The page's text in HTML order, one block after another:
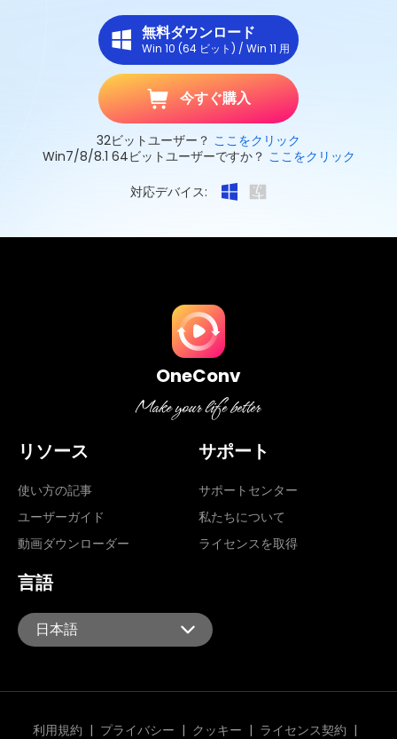
無料ダウンロード
Win 10 (64 ビット) / Win 11 用
今すぐ購入
32ビットユーザー？ ここをクリック
Win7/8/8.1 64ビットユーザーですか？ ここをクリック
対応デバイス:
OneConv
リソース
使い方の記事
ユーザーガイド
動画ダウンローダー
サポート
サポートセンター
私たちについて
ライセンスを取得
言語
日本語
English
Português
Italiano
利用規約 | プライバシー | クッキー | ライセンス契約 |